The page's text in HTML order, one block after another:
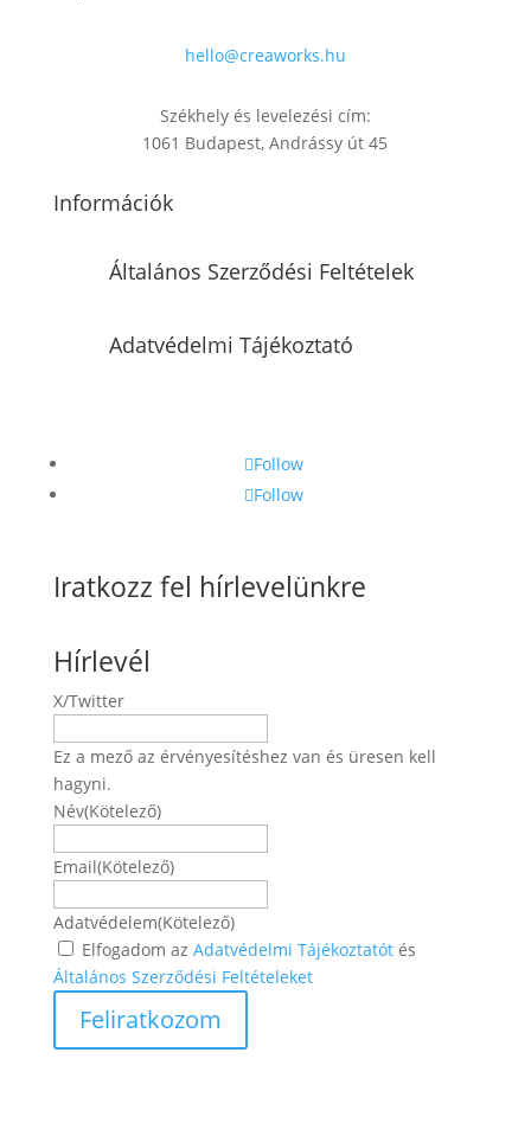
hello@creaworks.hu
Székhely és levelezési cím:
1061 Budapest, Andrássy út 45
Információk
Általános Szerződési Feltételek
Adatvédelmi Tájékoztató
Follow
Follow
Iratkozz fel hírlevelünkre
Hírlevél
X/Twitter
Ez a mező az érvényesítéshez van és üresen kell
hagyni.
Név(Kötelező)
Email(Kötelező)
Adatvédelem(Kötelező)
Elfogadom az Adatvédelmi Tájékoztatótés
Általános Szerződési Feltételeket